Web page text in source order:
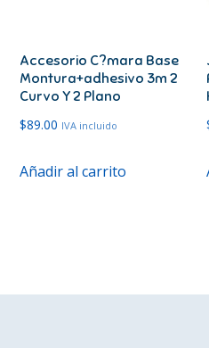
página
Accesorio C?mara Base
Montura+adhesivo 3m 2
Curvo Y 2 Plano
$89.00 IVA incluido
Añadir al carrito